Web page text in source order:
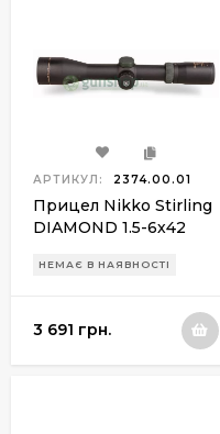
АРТИКУЛ: 2374.00.01
Прицел Nikko Stirling
DIAMOND 1.5-6х42
НЕМАЄ В НАЯВНОСТІ
3 691 грн.